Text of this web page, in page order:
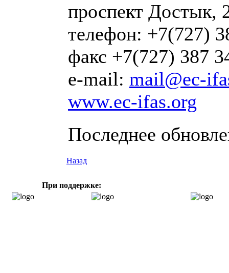
проспект Достык,
телефон: +7(727)
факс +7(727) 387
e-mail: mail@ec-
www.ec-ifas.org
Последнее
Назад
При поддержке: